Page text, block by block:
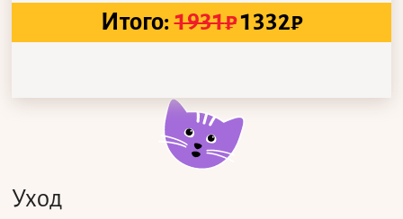
Итого: 1931₽1332₽
Уход